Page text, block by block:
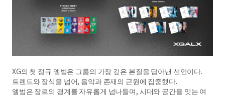
XG의 첫 정규 앨범은 그룹의 가장 깊은 본질을 담아낸 선언이다.
트렌드와 장식을 넘어, 음악과 존재의 근원에 집중했다.
앨범은 장르의 경계를 자유롭게 넘나들며, 시대와 공간을 잇는 여